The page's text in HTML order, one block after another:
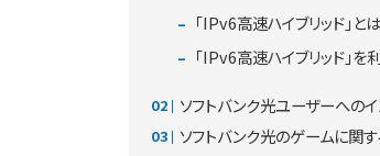
「IPv6高速ハイブリッド」
「IPv6高速ハイブリッド」
ソフトバンク光ユーザーへの
ソフトバンク光のゲームに関